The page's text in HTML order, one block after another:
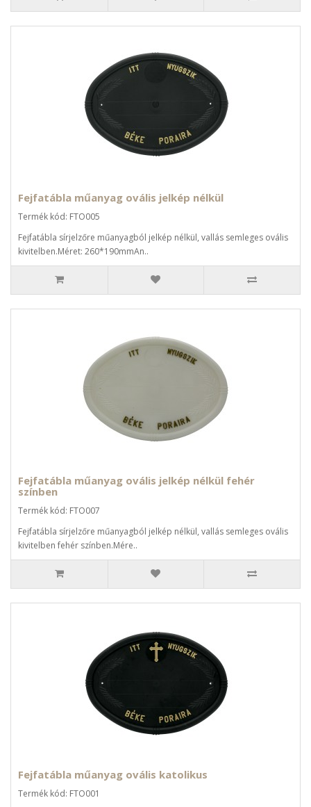
Fejfatábla műanyag ovális jelkép nélkül
Termék kód: FTO005
Fejfatábla sírjelzőre műanyagból jelkép nélkül, vallás semleges ovális
kivitelben.Méret: 260*190mmAn..
Fejfatábla műanyag ovális jelkép nélkül fehér
színben
Termék kód: FTO007
Fejfatábla sírjelzőre műanyagból jelkép nélkül, vallás semleges ovális
kivitelben fehér színben.Mére..
Fejfatábla műanyag ovális katolikus
Termék kód: FTO001